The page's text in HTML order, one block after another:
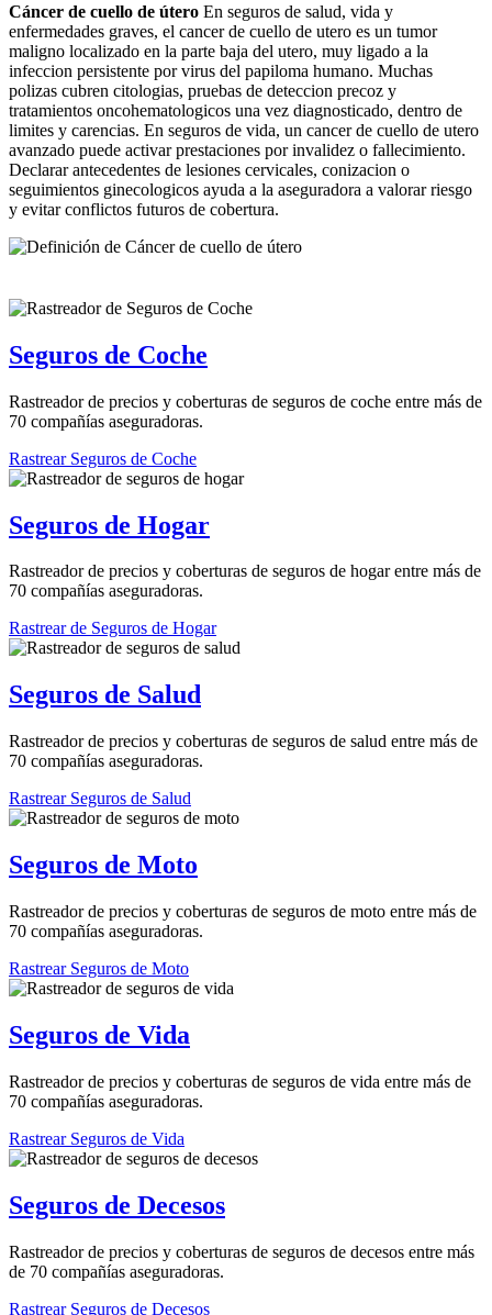
Cáncer de cuello de útero En seguros de salud, vida y
enfermedades graves, el cancer de cuello de utero es un tumor
maligno localizado en la parte baja del utero, muy ligado a la
infeccion persistente por virus del papiloma humano. Muchas
polizas cubren citologias, pruebas de deteccion precoz y
tratamientos oncohematologicos una vez diagnosticado, dentro de
limites y carencias. En seguros de vida, un cancer de cuello de utero
avanzado puede activar prestaciones por invalidez o fallecimiento.
Declarar antecedentes de lesiones cervicales, conizacion o
seguimientos ginecologicos ayuda a la aseguradora a valorar riesgo
y evitar conflictos futuros de cobertura.
Seguros de Coche
Rastreador de precios y coberturas de seguros de coche entre más de
70 compañías aseguradoras.
Rastrear Seguros de Coche
Seguros de Hogar
Rastreador de precios y coberturas de seguros de hogar entre más de
70 compañías aseguradoras.
Rastrear de Seguros de Hogar
Seguros de Salud
Rastreador de precios y coberturas de seguros de salud entre más de
70 compañías aseguradoras.
Rastrear Seguros de Salud
Seguros de Moto
Rastreador de precios y coberturas de seguros de moto entre más de
70 compañías aseguradoras.
Rastrear Seguros de Moto
Seguros de Vida
Rastreador de precios y coberturas de seguros de vida entre más de
70 compañías aseguradoras.
Rastrear Seguros de Vida
Seguros de Decesos
Rastreador de precios y coberturas de seguros de decesos entre más
de 70 compañías aseguradoras.
Rastrear Seguros de Decesos